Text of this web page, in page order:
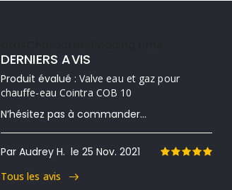
DERNIERS AVIS
Produit évalué : Valve eau et gaz pour
chauffe-eau Cointra COB 10
N’hésitez pas à commander...
Par Audrey H. le 25 Nov. 2021
Tous les avis